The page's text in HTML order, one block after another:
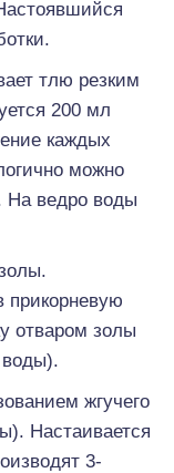
тлю резким
200 мл
каждых
можно
На ведро воды
прикорневую
отваром золы
воды).
жгучего
Настаивается
3-